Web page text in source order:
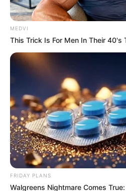
Endocrinologist: If You Have
Before It's Removed!
GLYCOGEN SUPPORT
Cameras In Columbus
With Animals!
MEDVI
This Trick Is For Men In Their 40's
FRIDAY PLANS
Walgreens Nightmare Comes